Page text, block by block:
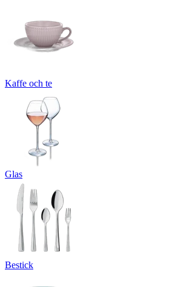
Kaffe och te
Glas
Bestick